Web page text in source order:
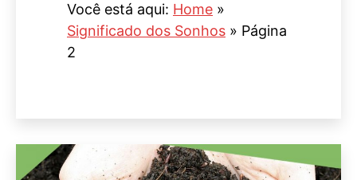
Você está aqui: Home »
Significado dos Sonhos » Página
2